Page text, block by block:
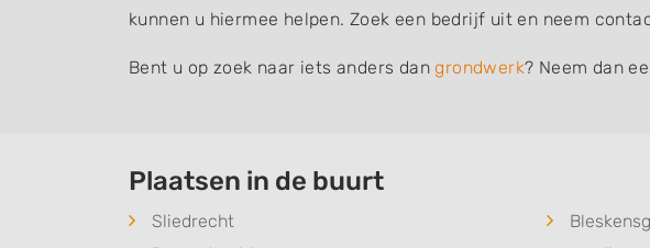
kunnen u hiermee helpen. Zoek een bedrijf uit en neem
Bent u op zoek naar iets anders dangrondwerk? Neem dan
Plaatsen in de buurt
Sliedrecht